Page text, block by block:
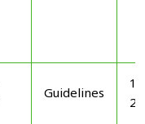
Guidelines